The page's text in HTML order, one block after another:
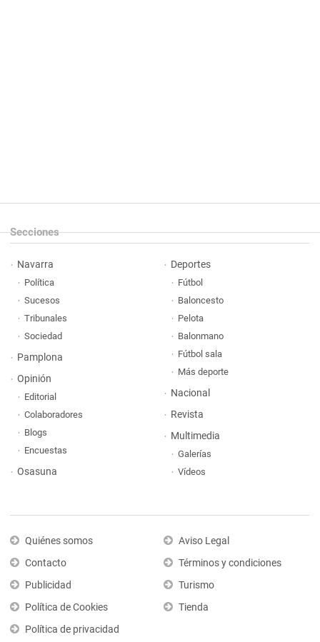
Secciones
Navarra
Política
Sucesos
Tribunales
Sociedad
Pamplona
Opinión
Editorial
Colaboradores
Blogs
Encuestas
Osasuna
Deportes
Fútbol
Baloncesto
Pelota
Balonmano
Fútbol sala
Más deporte
Nacional
Revista
Multimedia
Galerías
Vídeos
Quiénes somos
Contacto
Publicidad
Política de Cookies
Política de privacidad
Aviso Legal
Términos y condiciones
Turismo
Tienda